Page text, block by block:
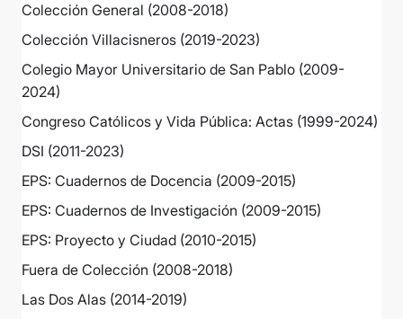
Colección General (2008-2018)
Colección Villacisneros (2019-2023)
Colegio Mayor Universitario de San Pablo (2009-
2024)
Congreso Católicos y Vida Pública: Actas (1999-2024)
DSI (2011-2023)
EPS: Cuadernos de Docencia (2009-2015)
EPS: Cuadernos de Investigación (2009-2015)
EPS: Proyecto y Ciudad (2010-2015)
Fuera de Colección (2008-2018)
Las Dos Alas (2014-2019)